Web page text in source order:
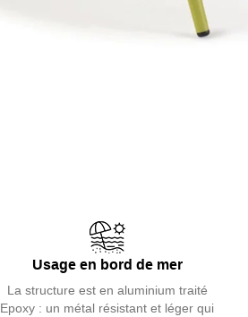
Usage en bord de mer
La structure est en aluminium traité
Epoxy : un métal résistant et léger qui